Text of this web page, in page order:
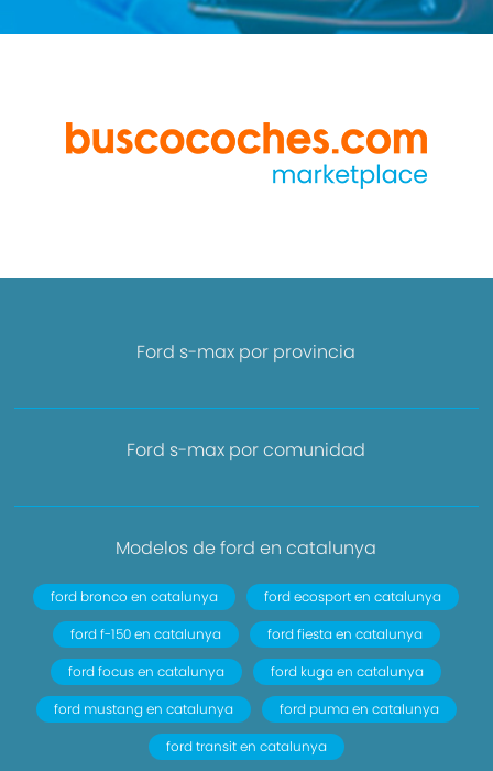
Ford s-max por provincia
Ford s-max por comunidad
Modelos de ford en catalunya
ford bronco en catalunya
ford ecosport en catalunya
ford f-150 en catalunya
ford fiesta en catalunya
ford focus en catalunya
ford kuga en catalunya
ford mustang en catalunya
ford puma en catalunya
ford transit en catalunya